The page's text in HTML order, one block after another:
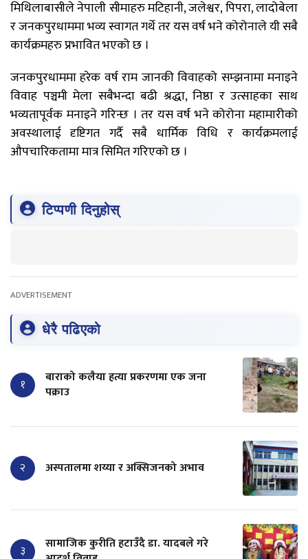
मिथिलाबासीले नेपाली सीमाहरु मटिहानी, जलेश्वर, पिपरा, लादोबेला
र जनकपुरधाममा भव्य स्वागत गर्थे तर यस वर्ष भने कोरोनाले यी सबै
कार्यक्रमहरु प्रभावित भएको छ ।
जनकपुरधाममा हरेक वर्ष राम जानकी विवाहको सम्झनामा मनाइने
विवाह पञ्चमी मेला सबैभन्दा बढी श्रद्धा, निष्ठा र उत्साहका साथ
भव्यतापूर्वक मनाइने गरिन्छ । तर यस वर्ष भने कोरोना महामारीको
अवस्थालाई दृष्टिगत गर्दै सबै धार्मिक विधि र कार्यक्रमलाई
औपचारिकतामा मात्र सिमित गरिएको छ ।
टिप्पणी दिनुहोस्
ADVERTISEMENT
धेरै पढिएको
१
बाराको कलैया हत्या प्रकरणमा एक जना
पक्राउ
२ अस्पतालमा शय्या र अक्सिजनको अभाव
३
सामाजिक कुरीति हटाउँदै डा. यादबले गरे